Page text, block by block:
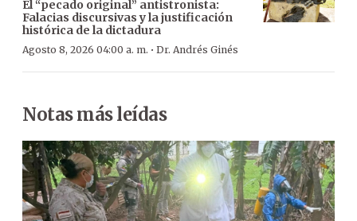
El “pecado original” antistronista:
Falacias discursivas y la justificación
histórica de la dictadura
Agosto 8, 2026 04:00 a. m. · Dr. Andrés Ginés
Notas más leídas